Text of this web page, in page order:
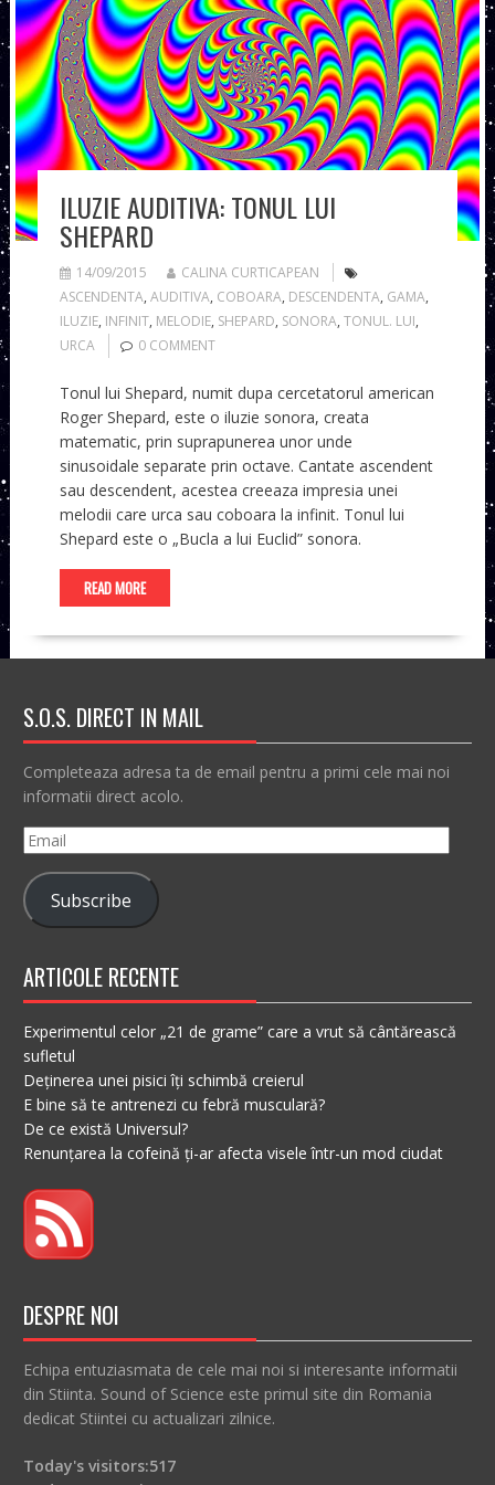
ILUZIE AUDITIVA: TONUL LUI
SHEPARD
14/09/2015
CALINA CURTICAPEAN
ASCENDENTA, AUDITIVA, COBOARA, DESCENDENTA, GAMA,
ILUZIE, INFINIT, MELODIE, SHEPARD, SONORA, TONUL. LUI,
URCA
0 COMMENT
Tonul lui Shepard, numit dupa cercetatorul american
Roger Shepard, este o iluzie sonora, creata
matematic, prin suprapunerea unor unde
sinusoidale separate prin octave. Cantate ascendent
sau descendent, acestea creeaza impresia unei
melodii care urca sau coboara la infinit. Tonul lui
Shepard este o „Bucla a lui Euclid” sonora.
READ MORE
S.O.S. DIRECT IN MAIL
Completeaza adresa ta de email pentru a primi cele mai noi
informatii direct acolo.
Email
Subscribe
ARTICOLE RECENTE
Experimentul celor „21 de grame” care a vrut să cântărească
sufletul
Deținerea unei pisici îți schimbă creierul
E bine să te antrenezi cu febră musculară?
De ce există Universul?
Renunțarea la cofeină ți-ar afecta visele într-un mod ciudat
DESPRE NOI
Echipa entuziasmata de cele mai noi si interesante informatii
din Stiinta. Sound of Science este primul site din Romania
dedicat Stiintei cu actualizari zilnice.
Today's visitors:517